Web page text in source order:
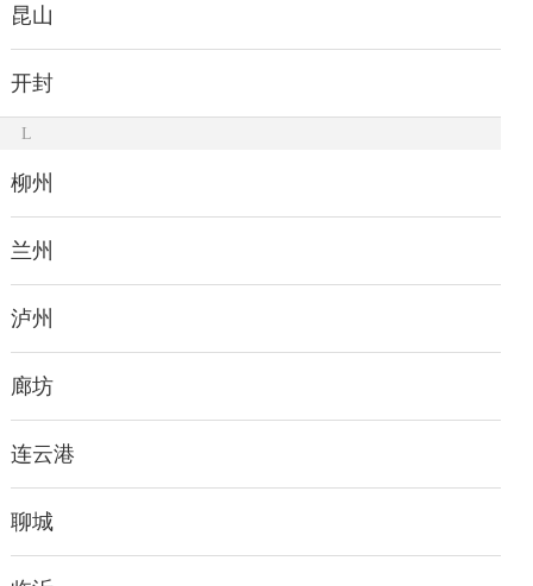
昆山
开封
L
柳州
兰州
泸州
廊坊
连云港
聊城